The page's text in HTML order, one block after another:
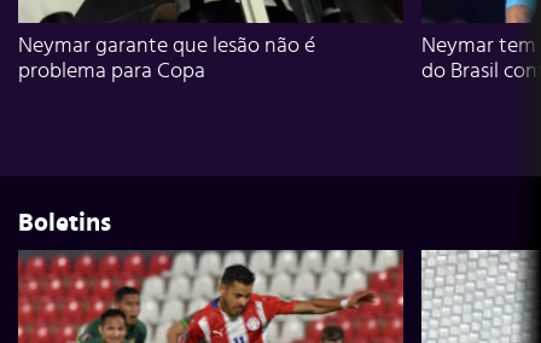
Neymar garante que lesão não é
problema para Copa
Neymar
do Brasil
Boletins